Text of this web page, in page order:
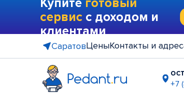
Купите готовый
сервис с доходом и
клиентами
СаратовЦеныКонтакты и
+7